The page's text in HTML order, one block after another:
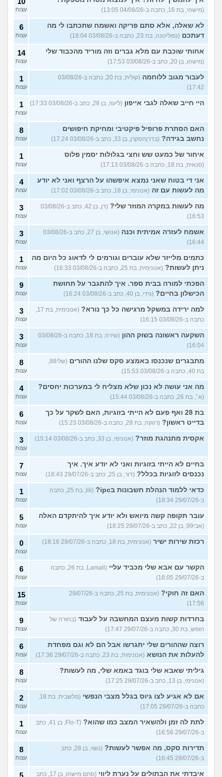
(מישהי, בת 16, כתבה ב-04/08/26 13:05) עצות
לא שאלה, אלא סתם פריקה ואשמח שתכתבו לי מה
דעתכם (נפוליטנה, בת 23, כתבה ב-03/08/26 18:04)
6
עצות
אחותי שוכבת עם מלא גברים וזה מוריד מהכבוד שלי
(מישהו, בן 20, כתב ב-03/08/26 17:53)
14
עצות
לעבור מגוב ללוחמה
(קולית, בת 20, כתבה ב-03/08/26
17:42)
1
עצות
היי חייב שאלה לגבי אייפון (ליעוז, בן 28, כתב ב-03/08/26 17:33) 1
עצות
האם הסתרת פרופיל פיקטיבי ומחיקת חיפושים
נחשב בגידה? (בדרןהסקרן, בן 33, כתב ב-03/08/26 17:24)
8
עצות
איחור של כמעט שש וחצי בגלולות יסמין פלוס
(סנאית, בת 18, כתבה ב-03/08/26 17:13)
1
עצות
אני די בטוח שאני נמצא איפשהו על הרצף ואני לא יודע
מה לעשות עם זה (אנונימי, בן 18, כתב ב-03/08/26 17:02)
4
עצות
מה לעשות במקרה המוזר שלי?
(דן, בן 42, כתב ב-03/08/26
16:53)
3
עצות
אשמח לעזרה אמיתית וכנה
(אנושי, בן 27, כתב ב-03/08/26
16:44)
3
עצות
כתמים מלייזר שלא עוברים וגורמים לי לדאוג כל היום מה
ניתן לעשות? (אנונימית, בת 25, כתבה ב-03/08/26 16:33)
1
עצות
הפכתי למורה בבית ספר. איך להתגבר על תחושת
הכישלון בחיים? (גידי, בן 40, כתב ב-03/08/26 16:24)
9
עצות
למה ירידה במשקל מרגישה כל כך נורא?
(אנונימית, בת 17,
כתבה ב-03/08/26 16:15)
3
עצות
השקעה ראשונה בשוק ההון
(שירה, בת 18, כתבה ב-03/08/26
16:04)
3
עצות
מתבגרים שנכנסו באמצע סקס שלנו ההורים
(שלי88,
בת 40, כתבה ב-03/08/26 15:53)
8
עצות
מה אני עושה לא נכון שלא מצליח לי במערכות יחסים?
(א׳, בת 26, כתבה ב-03/08/26 15:44)
4
עצות
בת 28 ואף פעם לא הייתי בזוגיות, האם לשקר על כך
בדייט ראשון? (רווקה, בת 28, כתבה ב-03/08/26 15:23)
6
עצות
אקסית מתנהגת מוזר? (אנונימי, בן 33, כתב ב-03/08/26 15:14) 3
עצות
בחיים לא הייתי בזוגיות ואני לא יודע איך. איך
נכנסים לזוגיות בכלל? (דור, בן 25, כתב ב-29/07/26 18:43)
7
עצות
כדאי ללמוד הנהלת חשבונות בipc?
(lili, בת 25, כתבה
ב-29/07/26 18:34)
1
עצות
עובר תקופה קשה מיואש ולא יודע איך להיתקדם האלה
(אבי99, בן 22, כתב ב-29/07/26 18:25)
5
עצות
רכזת שירות ישיר (אנונימית, בת 18, כתבה ב-29/07/26 18:16) 0
עצות
הקשר עם אבא שלי מכביד עליי
(Lamali, בת 26, כתבה
ב-29/07/26 18:05)
6
עצות
האם זה חוקי?
(אנונימית, בת 25, כתבה ב-29/07/26
17:56)
15
עצות
בחרדות קשות מעצם המחשבה על לעבוד (בחורה של
חופש, בת 30, כתבה ב-29/07/26 17:47)
9
עצות
רוצה שההורים שלי יתגרשו אבל הם לא וגם מפחדת
להעלות את הנושא (אנונימית, בת 23, כתבה ב-29/07/26 17:36)
6
עצות
גיליתי שאבא שלי בוגד באמא שלי, מה לעשות?
(אנונימי, בן 13, כתב ב-29/07/26 17:25)
8
עצות
אם לא אגיע לצו גיוס בגלל מצבי הנפשי
(מלשבית, בת 18,
כתבה ב-29/07/26 17:05)
2
עצות
לתת לה זמן ולהשאיר המצב כמו שהוא?
(Flo-T, בן 41, כתב
ב-29/07/26 16:56)
1
עצות
תדירות סקס, מה אפשר לעשות?
(נשוי, בן 28, כתב
ב-29/07/26 16:45)
8
עצות
איבדתי את הבתולים על נערת ליווי (סתם מישהו, בן 17, כתב 5